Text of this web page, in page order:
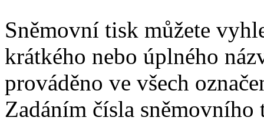
Sněmovní tisk můžete
krátkého nebo úplného
prováděno ve všech
Zadáním čísla